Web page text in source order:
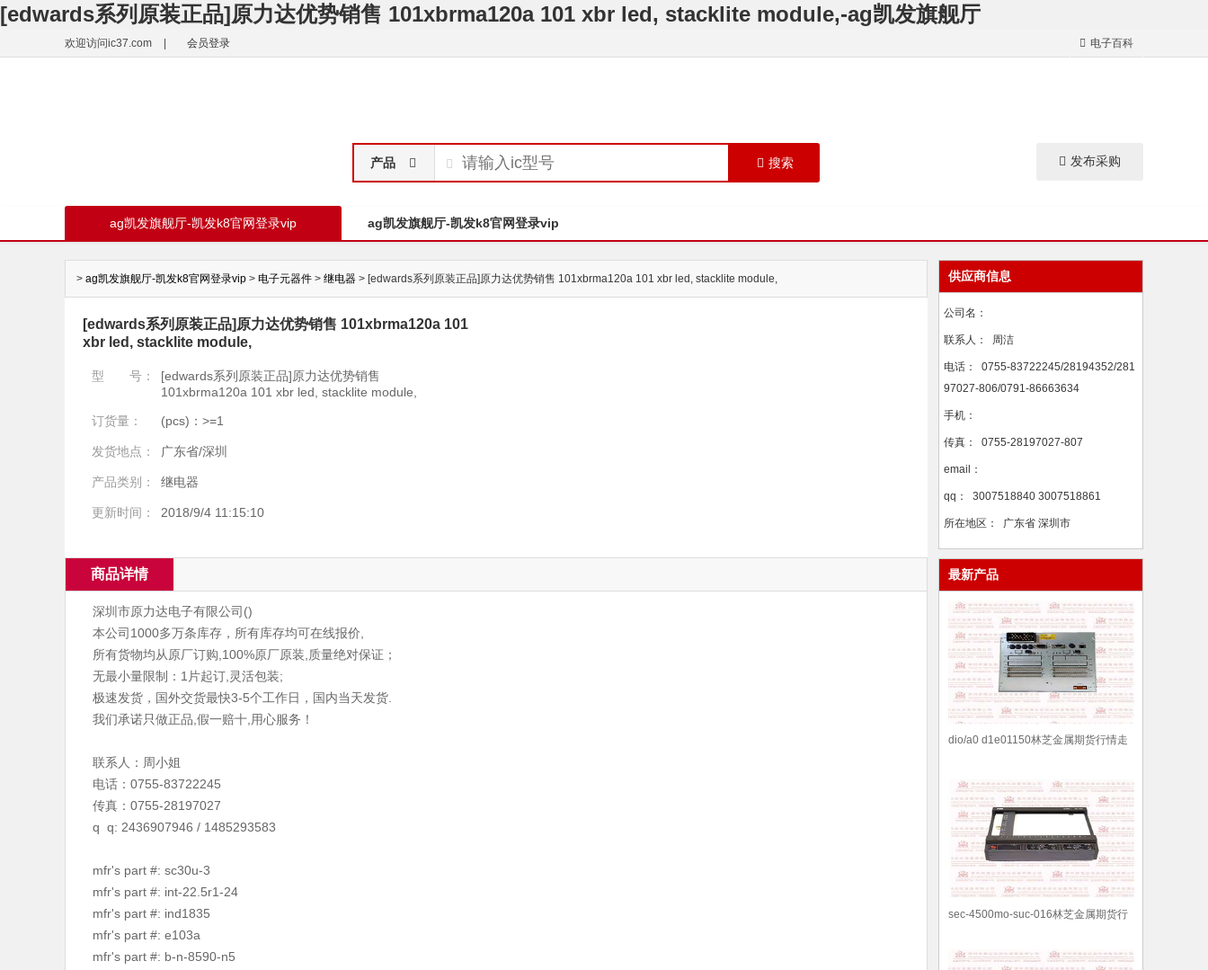
[edwards系列原装正品]原力达优势销售 101xbrma120a 101 xbr led, stacklite module,-ag凯发旗舰厅
欢迎访问ic37.com 会员登录 电子百科
产品 搜索 发布采购
ag凯发旗舰厅-凯发k8官网登录vip ag凯发旗舰厅-凯发k8官网登录vip
> ag凯发旗舰厅-凯发k8官网登录vip > 电子元器件 > 继电器 > [edwards系列原装正品]原力达优势销售 101xbrma120a 101 xbr led, stacklite module,
[edwards系列原装正品]原力达优势销售 101xbrma120a 101
xbr led, stacklite module,
型 号：
[edwards系列原装正品]原力达优势销售
101xbrma120a 101 xbr led, stacklite module,
订货量：
(pcs)：>=1
发货地点： 广东省/深圳
产品类别： 继电器
更新时间： 2018/9/4 11:15:10
商品详情
深圳市原力达电子有限公司()
本公司1000多万条库存，所有库存均可在线报价,
所有货物均从原厂订购,100%原厂原装,质量绝对保证；
无最小量限制：1片起订,灵活包装;
极速发货，国外交货最快3-5个工作日，国内当天发货.
我们承诺只做正品,假一赔十,用心服务！
联系人：周小姐
电话：0755-83722245
传真：0755-28197027
q q: 2436907946 / 1485293583
mfr's part #: sc30u-3
mfr's part #: int-22.5r1-24
mfr's part #: ind1835
mfr's part #: e103a
mfr's part #: b-n-8590-n5
供应商信息
公司名：
联系人： 周洁
电话：
0755-83722245/28194352/281
97027-806/0791-86663634
手机：
传真： 0755-28197027-807
email：
qq： 3007518840 3007518861
所在地区： 广东省 深圳市
最新产品
dio/a0 d1e01150林芝金属期货行情走
sec-4500mo-suc-016林芝金属期货行